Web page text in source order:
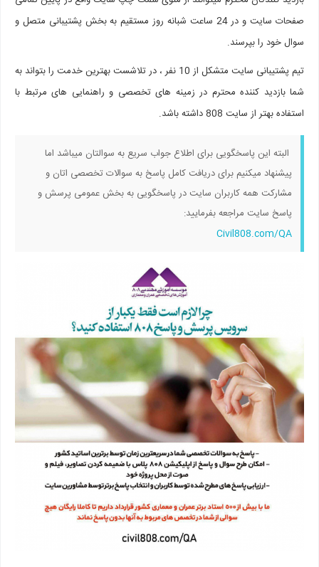
صفحات سایت و در 24 ساعت شبانه روز مستقیم به بخش پشتیبانی متصل و
سوال خود را بپرسند.
تیم پشتیبانی سایت متشکل از 10 نفر ، در تلاشست بهترین خدمت را بتواند به
شما بازدید کننده محترم در زمینه های تخصصی و راهنمایی های مرتبط با
استفاده بهتر از سایت 808 داشته باشد.
البته این پاسخگویی برای اطلاع جواب سریع به سوالتان میباشد اما
پیشنهاد میکنیم برای دریافت کامل پاسخ به سوالات تخصصی اتان و
مشارکت همه کاربران سایت در پاسخگویی به بخش عمومی پرسش و
پاسخ سایت مراجعه بفرمایید:
Civil808.com/QA